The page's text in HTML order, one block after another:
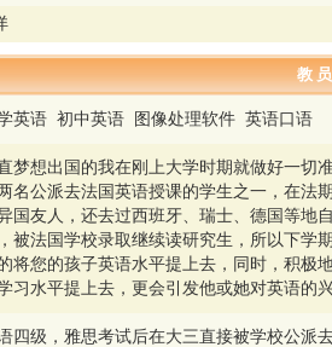
教
英语 初中英语 图像处理软件 英语口语
梦想出国的我在刚上大学时期就做好一切
名公派去法国英语授课的学生之一，在法
国友人，还去过西班牙、瑞士、德国等地
被法国学校录取继续读研究生，所以下学
将您的孩子英语水平提上去，同时，积极
习水平提上去，更会引发他或她对英语的兴
四级，雅思考试后在大三直接被学校公派去